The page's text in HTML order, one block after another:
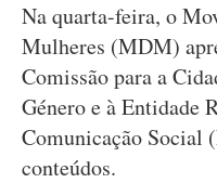
Na quarta-feira, o
Mulheres (MDM)
Comissão para a
Género e à Entidade
Comunicação Social
conteúdos.